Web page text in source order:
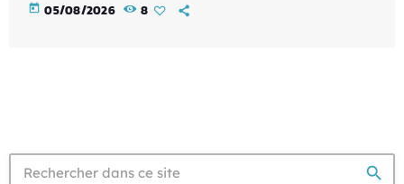
today 05/08/2026 8
search